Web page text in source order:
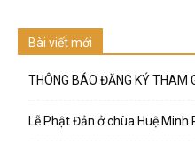
Bài viết mới
THÔNG BÁO ĐĂNG KÝ THAM
Lễ Phật Đản ở chùa Huệ Minh